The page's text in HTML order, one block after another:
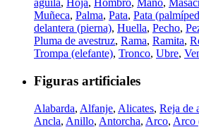
águila, Hoja, Hombro, Mano,
Muñeca, Palma, Pata, Pata
delantera (pierna), Huella, Pecho,
Pluma de avestruz, Rama, Ramita,
Trompa (elefante), Tronco, Ubre,
Figuras artificiales
Alabarda, Alfanje, Alicates, Reja de
Ancla, Anillo, Antorcha, Arco, Arco